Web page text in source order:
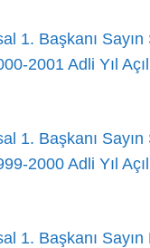
1. Başkanı Sayın
2001 Adli Yıl
1. Başkanı Sayın
2000 Adli Yıl
1. Başkanı